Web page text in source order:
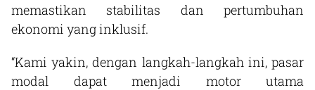
memastikan stabilitas dan pertumbuhan
ekonomi yang inklusif.
“Kami yakin, dengan langkah-langkah ini, pasar
modal dapat menjadi motor utama